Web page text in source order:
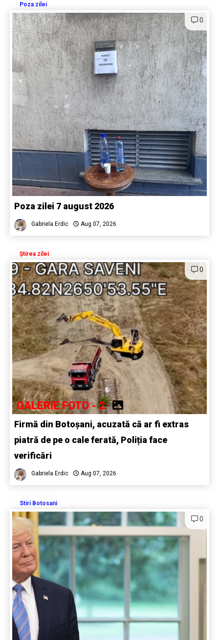
Poza zilei
0
Poza zilei 7 august 2026
Gabriela Erdic Aug 07, 2026
Știrea zilei
0
GALERIE FOTO - 2
Firmă din Botoșani, acuzată că ar fi extras
piatră de pe o cale ferată, Poliția face
verificări
Gabriela Erdic Aug 07, 2026
Stiri Botosani
0